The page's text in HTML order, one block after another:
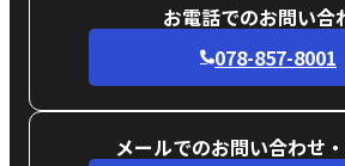
お電話でのお問い合
078-857-8001
メールでのお問い合わせ